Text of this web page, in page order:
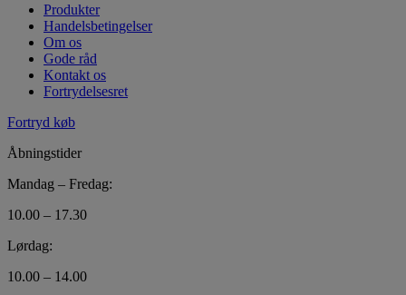
Produkter
Handelsbetingelser
Om os
Gode råd
Kontakt os
Fortrydelsesret
Fortryd køb
Åbningstider
Mandag – Fredag:
10.00 – 17.30
Lørdag:
10.00 – 14.00